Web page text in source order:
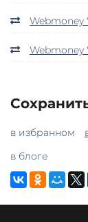
Webmoney
Webmoney
в избранном
в блоге